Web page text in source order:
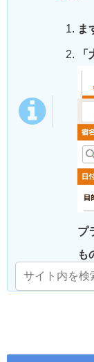
ま
プ
も